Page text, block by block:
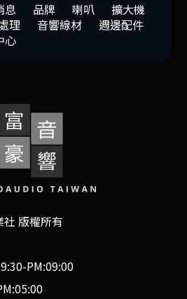
息 品牌 喇叭
擴大機
理 音響線材
週邊配件
心
版權所有
PM:09:00